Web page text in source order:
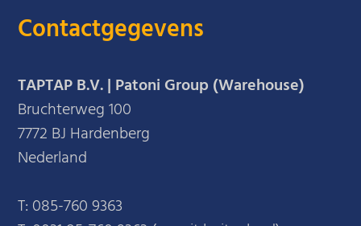
Contactgegevens
TAPTAP B.V. | Patoni Group (Warehouse)
Bruchterweg 100
7772 BJ Hardenberg
Nederland
T: 085-760 9363